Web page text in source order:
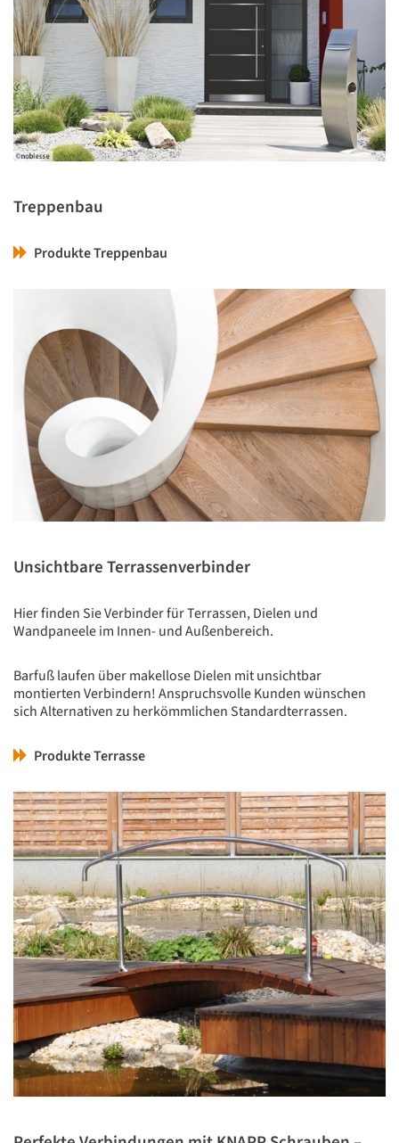
Treppenbau
Produkte Treppenbau
Unsichtbare Terrassenverbinder
Hier finden Sie Verbinder für Terrassen, Dielen und
Wandpaneele im Innen- und Außenbereich.
Barfuß laufen über makellose Dielen mit unsichtbar
montierten Verbindern! Anspruchsvolle Kunden wünschen
sich Alternativen zu herkömmlichen Standardterrassen.
Produkte Terrasse